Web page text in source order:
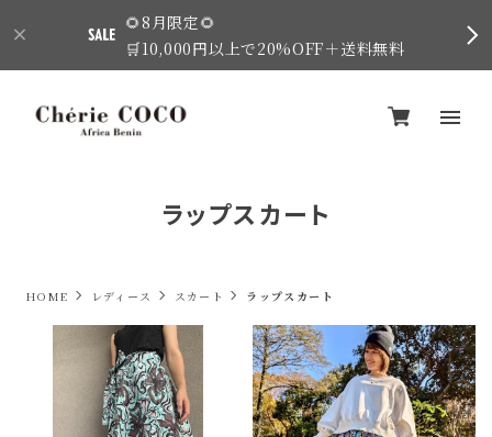
🌻8月限定🌻
🛒10,000円以上で20%OFF＋送料無料
ラップスカート
HOME レディース スカート ラップスカート